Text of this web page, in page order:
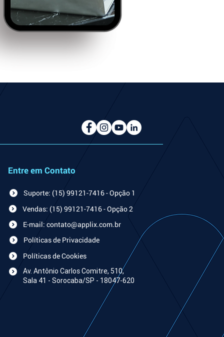
Entre em Contato
Suporte: (15) 99121-7416 - Opção 1
Vendas: (15) 99121-7416 - Opção 2
E-mail: contato@applix.com.br
Políticas de Privacidade
Políticas de Cookies
Av. Antônio Carlos Comitre, 510,
Sala 41 - Sorocaba/SP - 18047-620